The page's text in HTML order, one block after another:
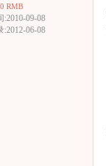
RMB
:2010-09-08
:2012-06-08